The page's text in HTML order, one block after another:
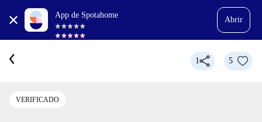
App de Spotahome
Abrir
1 5
VERIFICADO